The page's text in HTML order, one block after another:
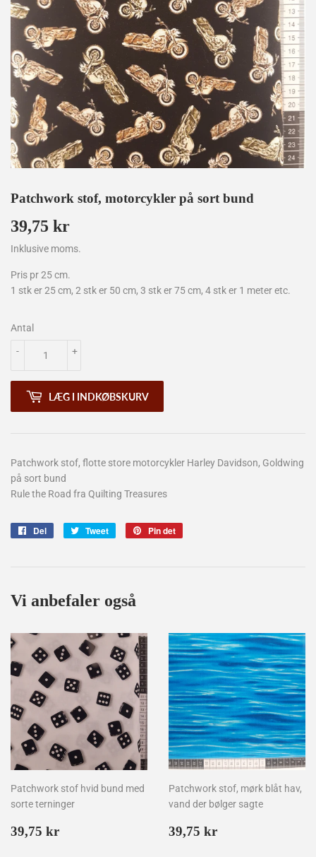
Patchwork stof, motorcykler på sort bund
39,75 kr
kr
Inklusive moms.
Pris pr 25 cm.
1 stk er 25 cm, 2 stk er 50 cm, 3 stk er 75 cm, 4 stk er 1 meter etc.
Antal
+
-
LÆG I INDKØBSKURV
Patchwork stof, flotte store motorcykler Harley Davidson, Goldwing
på sort bund
Rule the Road fra Quilting Treasures
Del Tweet
Tweet
Pin det
Vi anbefaler også
Patchwork stof hvid bund med
sorte terninger
Normalpris
39,75 kr
Patchwork stof, mørk blåt hav,
vand der bølger sagte
Normalpris
39,75 kr